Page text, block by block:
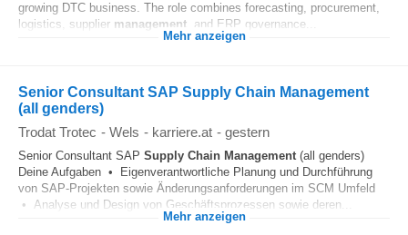
growing DTC business. The role combines forecasting, procurement,
logistics, supplier management , and ERP governance...
Mehr anzeigen
Senior Consultant SAP Supply Chain Management
(all genders)
Trodat Trotec - Wels - karriere.at - gestern
Senior Consultant SAP Supply Chain Management(all genders)
Deine Aufgaben • Eigenverantwortliche Planung und Durchführung
von SAP-Projekten sowie Änderungsanforderungen im SCM Umfeld
• Analyse und Design von Geschäftsprozessen sowie deren...
Mehr anzeigen